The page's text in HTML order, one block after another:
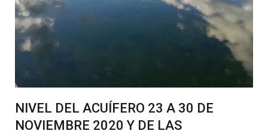
NIVEL DEL ACUÍFERO 23 A 30 DE
NOVIEMBRE 2020 Y DE LAS